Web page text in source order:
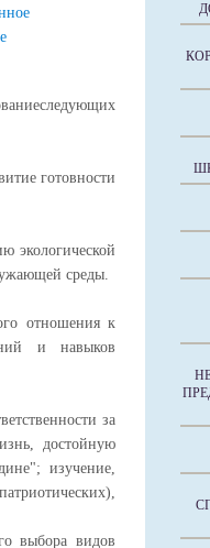
готовности
экологической
среды.
отношения к
и навыков
за
достойную
изучение,
выбора видов